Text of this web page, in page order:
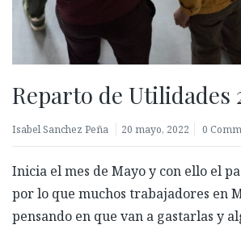
Reparto de Utilidades
Isabel Sanchez Peña 20 mayo, 2022 0
Inicia el mes de Mayo y con ello el
por lo que muchos trabajadores en
pensando en que van a gastarlas y